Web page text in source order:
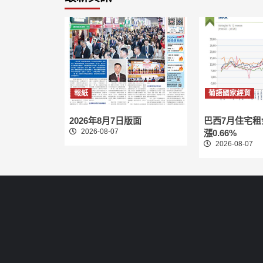
報紙
2026年8月7日版面
2026-08-07
葡語國家經貿
巴西7月住宅
漲0.66%
2026-08-07